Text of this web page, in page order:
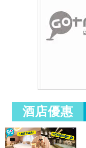
酒店優惠